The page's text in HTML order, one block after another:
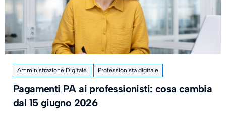
Amministrazione Digitale Professionista digitale
Pagamenti PA ai professionisti: cosa cambia
dal 15 giugno 2026